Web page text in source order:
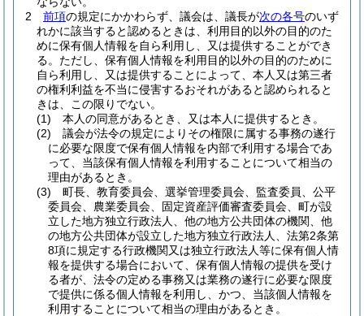
2
前項の規定にかかわらず、議会は、議長が次の各号のいず
れかに該当すると認めるときは、利用目的以外の目的のた
めに保有個人情報を自ら利用し、又は提供することができ
る。 ただし、保有個人情報を利用目的以外の目的のために
自ら利用し、又は提供することによって、本人又は第三者
の権利利益を不当に侵害するおそれがあると認められると
きは、この限りでない。
(1)
本人の同意があるとき、又は本人に提供するとき。
(2)
議会が法令の規定によりその権限に属する事務の遂行
に必要な限度で保有個人情報を内部で利用する場合であ
って、当該保有個人情報を利用することについて相当の
理由があるとき。
(3)
町長、教育委員会、選挙管理委員会、監査委員、公平
委員会、農業委員会、固定資産評価審査委員会、町が設
立した地方独立行政法人、他の地方公共団体の機関、他
の地方公共団体が設立した地方独立行政法人、法第2条第
8項に規定する行政機関又は独立行政法人等に保有個人情
報を提供する場合において、保有個人情報の提供を受け
る者が、法令の定める事務又は業務の遂行に必要な限度
で提供に係る個人情報を利用し、かつ、当該個人情報を
利用することについて相当の理由があるとき。